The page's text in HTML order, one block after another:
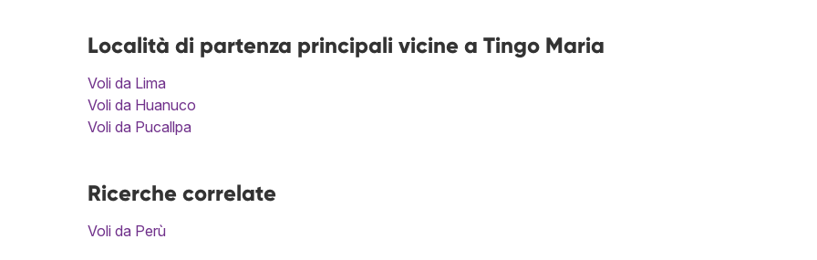
Località di partenza principali vicine a Tingo Maria
Voli da Lima
Voli da Huanuco
Voli da Pucallpa
Ricerche correlate
Voli da Perù